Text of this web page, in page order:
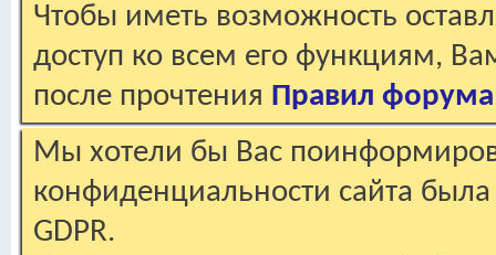
Чтобы иметь возможность
доступ ко всем его функциям,
после прочтения Правил форума
Мы хотели бы Вас
конфиденциальности сайта
GDPR.